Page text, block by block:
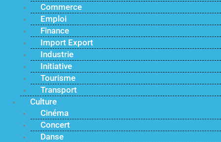
Commerce
Emploi
Finance
Import Export
Industrie
Initiative
Tourisme
Transport
Culture
Cinéma
Concert
Danse